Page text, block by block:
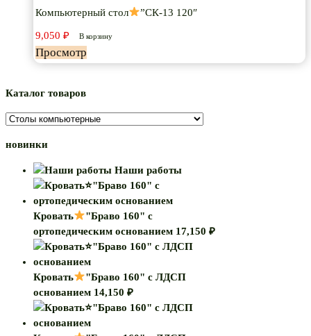
Компьютерный стол ”СК-13 120″
9,050 ₽ В корзину
Просмотр
Каталог товаров
новинки
Наши работы
Кровать
"Браво 160" с
ортопедическим основанием 17,150 ₽
Кровать
"Браво 160" с ЛДСП
основанием 14,150 ₽